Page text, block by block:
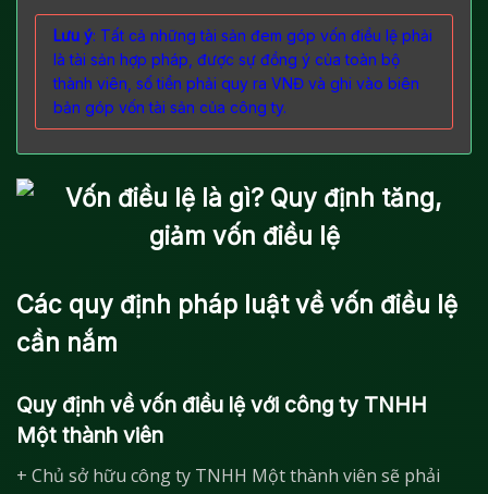
Lưu ý: Tất cả những tài sản đem góp vốn điều lệ phải
là tài sản hợp pháp, được sự đồng ý của toàn bộ
thành viên, số tiền phải quy ra VNĐ và ghi vào biên
bản góp vốn tài sản của công ty.
Các quy định pháp luật về vốn điều lệ
cần nắm
Quy định về vốn điều lệ với công ty TNHH
Một thành viên
+ Chủ sở hữu công ty TNHH Một thành viên sẽ phải